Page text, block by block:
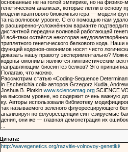
основанные не на голой эмпирике, но на физико-
генетическом анализах, которые легли в основу
модели квантового биокомпьютера — модели
та на волновом уровне. С его помощью нам
в расширенно-усложнённом варианте
дистантной передачи волновой работающей
И всё-таки остаётся некоторая
триплетного генетического белкового кода.
функций кодонов-омонимов носят чисто
доказать нашу правоту экспериментально?
кодоны-омонимы являются лингвистическим
направляющим биосинтез белков? Это
Полагаю, что можно.
Рассмотрим статью «Coding-Sequence
in Escherichia coli» авторов Grzegorz Kudla,
Joshua B. Plotkin www.sciencemag.orgSCIENCE
на высоком уровне, но содержит очень важную
ку. Авторы использовали библиотеку
так называемого зеленого флуоресцирующего
анализируя по флуоресценции синтезируемые
дения, они же — главная демонстрация их
Цитата:
http://wavegenetics.org/razvitie-volnovoy-genetiki/